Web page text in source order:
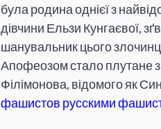
була родина однієї з
дівчини Ельзи Кунгаєвої,
шанувальник цього
Апофеозом стало плутане
Філімонова, відомого як
фашистов русскими